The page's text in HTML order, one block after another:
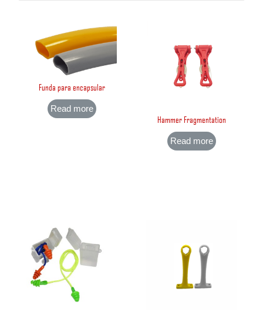
Funda para encapsular
Read more
Hammer Fragmentation
Read more